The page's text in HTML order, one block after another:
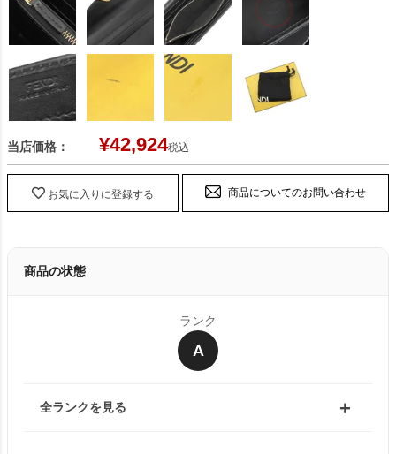
当店価格： ¥42,924税込
お気に入りに登録する 商品についてのお問い合わせ
商品の状態
ランク
A
全ランクを見る